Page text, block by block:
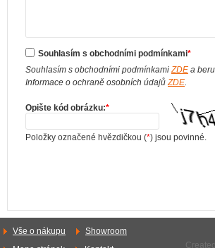
Souhlasím s obchodními podmínkami*
Souhlasím s obchodními podmínkami ZDE a
Informace o ochraně osobních údajů ZDE
Opište kód obrázku:*
Položky označené hvězdičkou (*) jsou povinné.
Vše o nákupu
Showroom